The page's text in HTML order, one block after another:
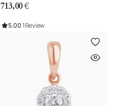
713,00€
5.001 Review